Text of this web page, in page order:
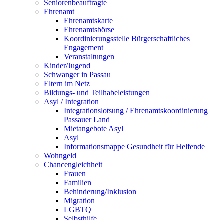
Seniorenbeauftragte
Ehrenamt
Ehrenamtskarte
Ehrenamtsbörse
Koordinierungsstelle Bürgerschaftliches
Engagement
Veranstaltungen
Kinder/Jugend
Schwanger in Passau
Eltern im Netz
Bildungs- und Teilhabeleistungen
Asyl / Integration
Integrationslotsung / Ehrenamtskoordinierung
Passauer Land
Mietangebote Asyl
Asyl
Informationsmappe Gesundheit für Helfende
Wohngeld
Chancengleichheit
Frauen
Familien
Behinderung/Inklusion
Migration
LGBTQ